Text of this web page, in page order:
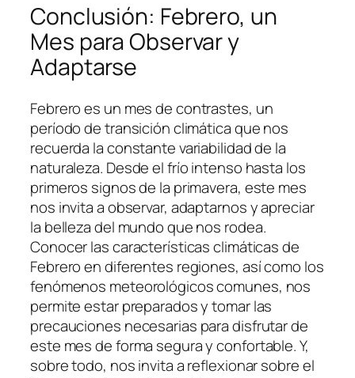
Conclusión: Febrero, un
Mes para Observar y
Adaptarse
Febrero es un mes de contrastes, un
período de transición climática que nos
recuerda la constante variabilidad de la
naturaleza. Desde el frío intenso hasta los
primeros signos de la primavera, este mes
nos invita a observar, adaptarnos y apreciar
la belleza del mundo que nos rodea.
Conocer las características climáticas de
Febrero en diferentes regiones, así como los
fenómenos meteorológicos comunes, nos
permite estar preparados y tomar las
precauciones necesarias para disfrutar de
este mes de forma segura y confortable. Y,
sobre todo, nos invita a reflexionar sobre el